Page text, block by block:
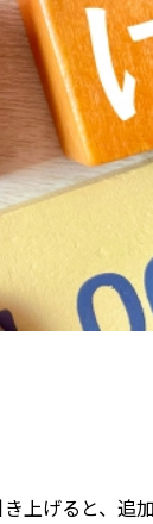
上げると、追